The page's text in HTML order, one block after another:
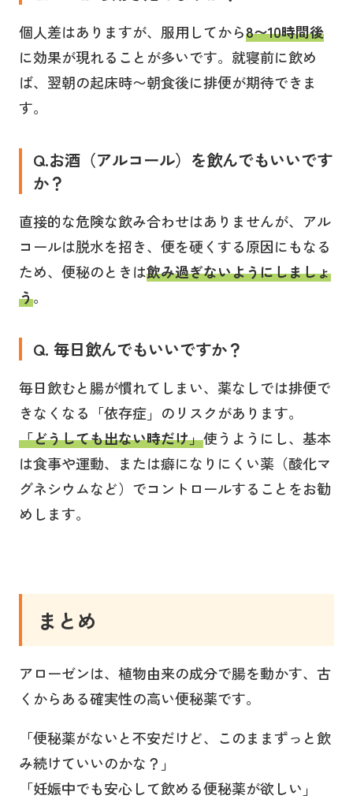
個人差はありますが、服用してから8〜10時間後
に効果が現れることが多いです。就寝前に飲め
ば、翌朝の起床時〜朝食後に排便が期待できま
す。
Q.お酒（アルコール）を飲んでもいいです
か？
直接的な危険な飲み合わせはありませんが、アル
コールは脱水を招き、便を硬くする原因にもなる
ため、便秘のときは飲み過ぎないようにしましょ
う。
Q. 毎日飲んでもいいですか？
毎日飲むと腸が慣れてしまい、薬なしでは排便で
きなくなる「依存症」のリスクがあります。
「どうしても出ない時だけ」使うようにし、基本
は食事や運動、または癖になりにくい薬（酸化マ
グネシウムなど）でコントロールすることをお勧
めします。
まとめ
アローゼンは、植物由来の成分で腸を動かす、古
くからある確実性の高い便秘薬です。
「便秘薬がないと不安だけど、このままずっと飲
み続けていいのかな？」
「妊娠中でも安心して飲める便秘薬が欲しい」